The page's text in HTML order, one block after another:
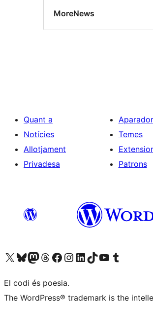
MoreNews
Quant a
Notícies
Allotjament
Privadesa
Aparador
Temes
Patrons
Visiteu el nostre compte X (abans Twitter)
Visiteu el nostre compte de Bluesky
Visiteu el nostre compte al Mastodon
Visiteu el nostre compte de Threads
Visiteu la nostra pàgina al Facebook
Visiteu el nostre compte d'Instagram
Visiteu el nostre compte de LinkedIn
Visiteu el nostre compte de TikTok
Visiteu el nostre canal al YouTube
Visiteu el nostre compte de Tumblr
El codi és poesia.
The WordPress® trademark is the